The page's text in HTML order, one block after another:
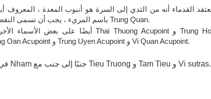
باسم المريء ، يجب أن تسمى النقطة الواقعة في منتصف هذا التقاطع نقطة Trung Quan.
Acupoint و Thuong Ky Acupoint و Trung Oan Acupoint و Trung Uyen Acupoint و Vi Quan Acupoint.
هذه هي نقطة الوخز في Hoi في دائرة Nham جنبًا إلى جنب مع Tieu Truong و Tam Tieu و Vi sutras.